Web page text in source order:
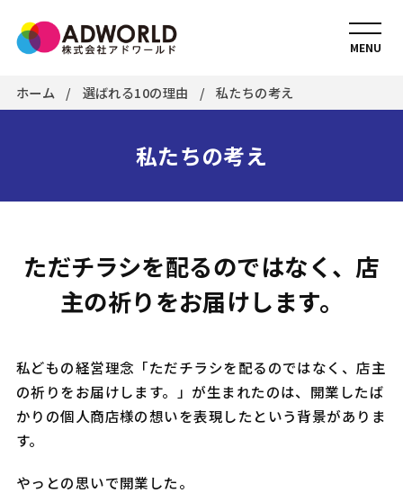
MENU
ホーム 選ばれる10の理由 私たちの考え
私たちの考え
ただチラシを配るのではなく、店
主の祈りをお届けします。
私どもの経営理念「ただチラシを配るのではなく、店主
の祈りをお届けします。」が生まれたのは、開業したば
かりの個人商店様の想いを表現したという背景がありま
す。
やっとの思いで開業した。